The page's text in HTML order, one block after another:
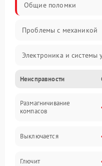
Общие поломки
Проблемы с механикой
Электроника и системы
Проблемы с сигналом
Двигатели и силовая
Неисправности
Размагничивание
компасов
Выключается
Глючит